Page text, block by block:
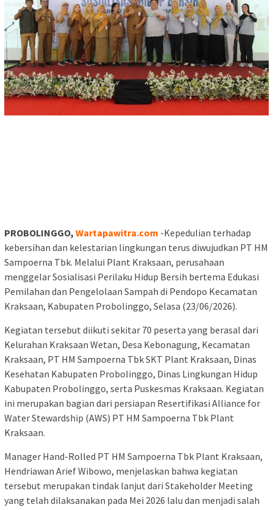
PROBOLINGGO, Wartapawitra.com -Kepedulian terhadap
kebersihan dan kelestarian lingkungan terus diwujudkan PT HM
Sampoerna Tbk. Melalui Plant Kraksaan, perusahaan
menggelar Sosialisasi Perilaku Hidup Bersih bertema Edukasi
Pemilahan dan Pengelolaan Sampah di Pendopo Kecamatan
Kraksaan, Kabupaten Probolinggo, Selasa (23/06/2026).
Kegiatan tersebut diikuti sekitar 70 peserta yang berasal dari
Kelurahan Kraksaan Wetan, Desa Kebonagung, Kecamatan
Kraksaan, PT HM Sampoerna Tbk SKT Plant Kraksaan, Dinas
Kesehatan Kabupaten Probolinggo, Dinas Lingkungan Hidup
Kabupaten Probolinggo, serta Puskesmas Kraksaan. Kegiatan
ini merupakan bagian dari persiapan Resertifikasi Alliance for
Water Stewardship (AWS) PT HM Sampoerna Tbk Plant
Kraksaan.
Manager Hand-Rolled PT HM Sampoerna Tbk Plant Kraksaan,
Hendriawan Arief Wibowo, menjelaskan bahwa kegiatan
tersebut merupakan tindak lanjut dari Stakeholder Meeting
yang telah dilaksanakan pada Mei 2026 lalu dan menjadi salah